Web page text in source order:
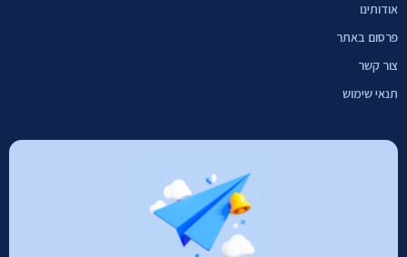
אודותינו
פרסום באתר
צור קשר
תנאי שימוש